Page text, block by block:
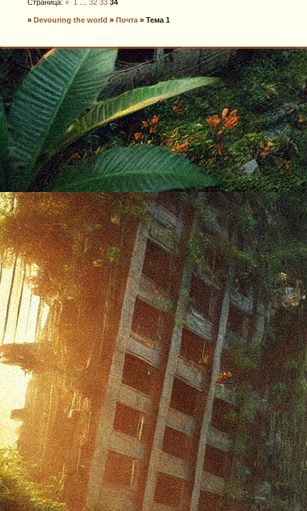
Страница: « 1 32 33 34
» Devouring the world » Почта » Тема 1